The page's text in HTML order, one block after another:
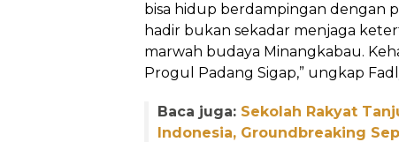
bisa hidup berdampingan dengan
hadir bukan sekadar menjaga
marwah budaya Minangkabau.
Progul Padang Sigap,” ungkap
Baca juga: Sekolah Rakyat
Indonesia, Groundbreaking